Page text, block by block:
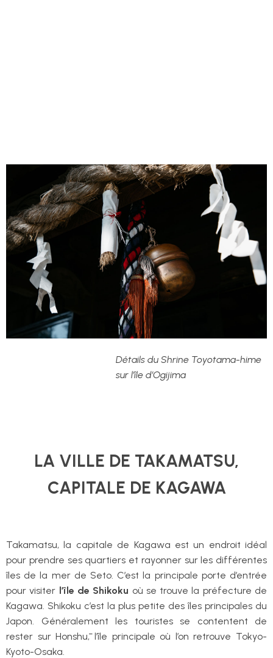
Détails du Shrine Toyotama-hime
sur l’île d’Ogijima
LA VILLE DE TAKAMATSU,
CAPITALE DE KAGAWA
Takamatsu, la capitale de Kagawa est un endroit idéal
pour prendre ses quartiers et rayonner sur les différentes
îles de la mer de Seto. C’est la principale porte d’entrée
pour visiter l’île de Shikoku où se trouve la préfecture de
Kagawa. Shikoku c’est la plus petite des îles principales du
Japon. Généralement les touristes se contentent de
rester sur Honshū, l’île principale où l’on retrouve Tokyo-
Kyoto-Osaka.